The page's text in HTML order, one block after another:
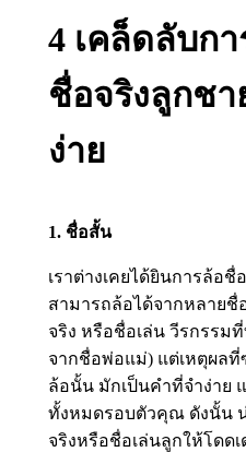
4 เคล็ดลับก
ชื่อจริงลูกช
ง่าย
1. ชื่อสั้น
เราต่างเคยได้ยินการล้อชื่
สามารถล้อได้จากหลาย
จริง หรือชื่อเล่น วีรกรรม
จากชื่อพ่อแม่) แต่เหตุผลที่
ล้อนั้น มักเป็นคำที่จำง่าย
ทั้งหมดรอบตัวคุณ ดังนั้น
จริงหรือชื่อเล่นลูกให้โดด